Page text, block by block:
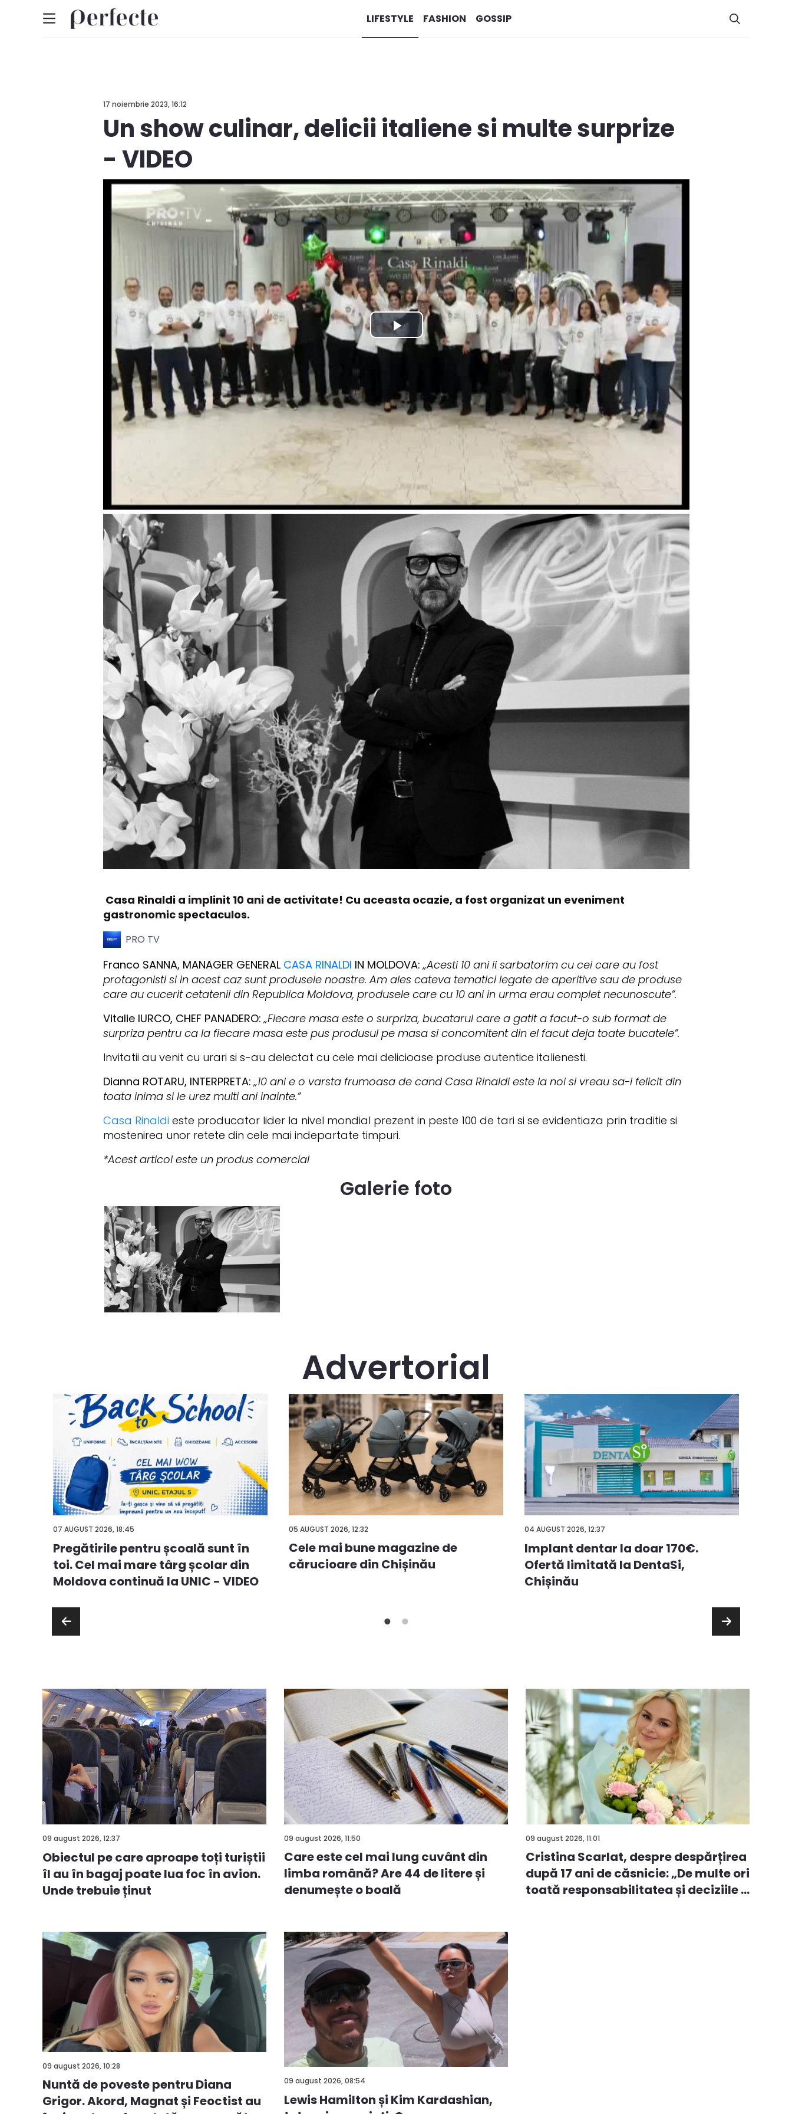
LIFESTYLE FASHION GOSSIP
17 noiembrie 2023, 16:12
Un show culinar, delicii italiene si multe surprize
- VIDEO
Casa Rinaldi a implinit 10 ani de activitate! Cu aceasta ocazie, a fost organizat un eveniment
gastronomic spectaculos.
PRO TV
Franco SANNA, MANAGER GENERAL CASA RINALDI IN MOLDOVA: „Acesti 10 ani ii sarbatorim cu cei care au fost
protagonisti si in acest caz sunt produsele noastre. Am ales cateva tematici legate de aperitive sau de produse
care au cucerit cetatenii din Republica Moldova, produsele care cu 10 ani in urma erau complet necunoscute”.
Vitalie IURCO, CHEF PANADERO: „Fiecare masa este o surpriza, bucatarul care a gatit a facut-o sub format de
surpriza pentru ca la fiecare masa este pus produsul pe masa si concomitent din el facut deja toate bucatele”.
Invitatii au venit cu urari si s-au delectat cu cele mai delicioase produse autentice italienesti.
Dianna ROTARU, INTERPRETA: „10 ani e o varsta frumoasa de cand Casa Rinaldieste la noi si vreau sa-i felicit din
toata inima si le urez multi ani inainte.”
Casa Rinaldi este producator lider la nivel mondial prezent in peste 100 de tari si se evidentiaza prin traditie si
mostenirea unor retete din cele mai indepartate timpuri.
*Acest articol este un produs comercial
Galerie foto
Advertorial
07 AUGUST 2026, 18:45
Pregătirile pentru școală sunt în
toi. Cel mai mare târg școlar din
Moldova continuă la UNIC - VIDEO
05 AUGUST 2026, 12:32
Cele mai bune magazine de
cărucioare din Chișinău
04 AUGUST 2026, 12:37
Implant dentar la doar 170€.
Ofertă limitată la DentaSi,
Chișinău
09 august 2026, 12:37
Obiectul pe care aproape toți turiștii
îl au în bagaj poate lua foc în avion.
Unde trebuie ținut
09 august 2026, 11:50
Care este cel mai lung cuvânt din
limba română? Are 44 de litere și
denumește o boală
09 august 2026, 11:01
Cristina Scarlat, despre despărțirea
după 17 ani de căsnicie: „De multe ori
toată responsabilitatea și deciziile ...
09 august 2026, 10:28
Nuntă de poveste pentru Diana
Grigor. Akord, Magnat și Feoctist au
09 august 2026, 08:54
Lewis Hamilton și Kim Kardashian,